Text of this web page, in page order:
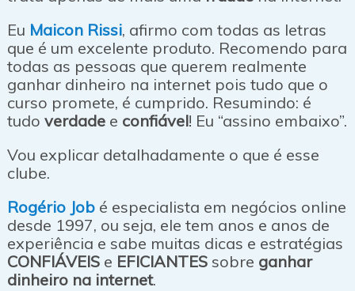
Eu Maicon Rissi, afirmo com todas as letras
que é um excelente produto. Recomendo para
todas as pessoas que querem realmente
ganhar dinheiro na internet pois tudo que o
curso promete, é cumprido. Resumindo: é
tudo verdadee confiável! Eu “assino embaixo”.
Vou explicar detalhadamente o que é esse
clube.
Rogério Job é especialista em negócios online
desde 1997, ou seja, ele tem anos e anos de
experiência e sabe muitas dicas e estratégias
CONFIÁVEISe EFICIANTESsobre ganhar
dinheiro na internet.